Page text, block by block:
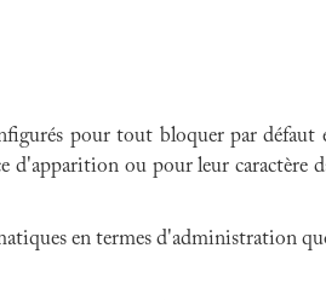
pour tout bloquer par défaut
d'apparition ou pour leur caractère
en termes d'administration